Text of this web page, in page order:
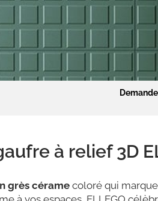
à relief 3D
grès céramecoloré qui